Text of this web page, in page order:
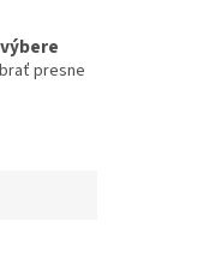
presne